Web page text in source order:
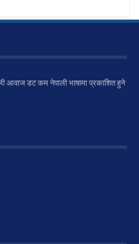
आवाज डट कम नेपाली भाषामा प्रकाशित हुने